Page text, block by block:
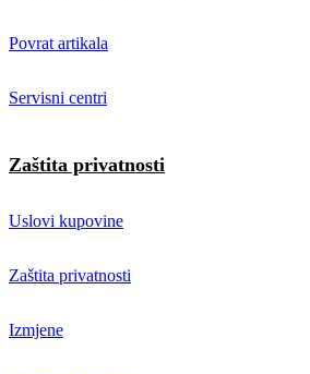
Povrat artikala
Servisni centri
Zaštita privatnosti
Uslovi kupovine
Zaštita privatnosti
Izmjene